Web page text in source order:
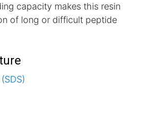
capacity makes this resin
of long or difficult peptide